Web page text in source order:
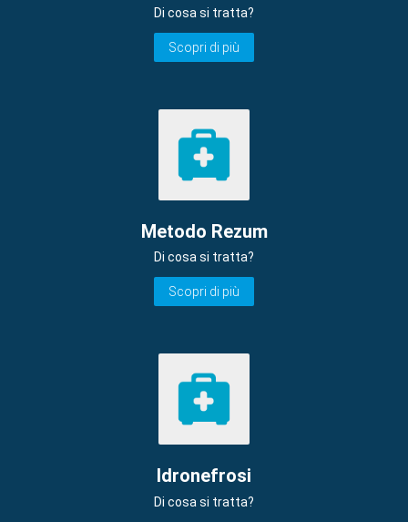
Di cosa si tratta?
Scopri di più
Metodo Rezum
Di cosa si tratta?
Scopri di più
Idronefrosi
Di cosa si tratta?